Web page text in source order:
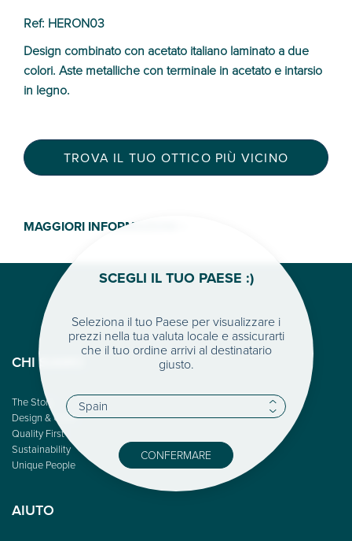
Ref: HERON03
Design combinato con acetato italiano laminato a due
colori. Aste metalliche con terminale in acetato e intarsio
in legno.
TROVA IL TUO OTTICO PIÙ VICINO
MAGGIORI INFORMAZIONI >
CHI SIAMO
The Story
Design & Color
Quality First
Sustainability
Unique People
AIUTO
SCEGLI IL TUO PAESE :)
Seleziona il tuo Paese per visualizzare i
prezzi nella tua valuta locale e assicurarti
che il tuo ordine arrivi al destinatario
giusto.
CONFERMARE